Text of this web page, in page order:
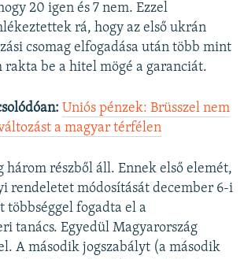
20 igen és 7 nem. Ezzel
rá, hogy az első ukrán
csomag elfogadása után több mint
rakta be a hitel mögé a garanciát.
Uniós pénzek: Brüsszel nem
a magyar térfélen
három részből áll. Ennek első elemét,
rendeletet módosítását december 6-i
többséggel fogadta el a
tanács. Egyedül Magyarország
A második jogszabályt (a második